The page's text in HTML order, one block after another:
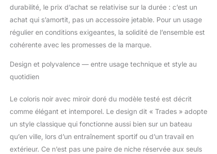
durabilité, le prix d’achat se relativise sur la durée : c’est un
achat qui s’amortit, pas un accessoire jetable. Pour un usage
régulier en conditions exigeantes, la solidité de l’ensemble est
cohérente avec les promesses de la marque.
Design et polyvalence — entre usage technique et style au
quotidien
Le coloris noir avec miroir doré du modèle testé est décrit
comme élégant et intemporel. Le design dit « Trades » adopte
un style classique qui fonctionne aussi bien sur un bateau
qu’en ville, lors d’un entraînement sportif ou d’un travail en
extérieur. Ce n’est pas une paire de niche réservée aux seuls